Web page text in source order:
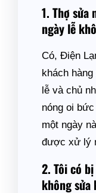
1. Thợ sửa
ngày lễ
Có, Điện
khách
lễ và chủ
nóng oi
một ngày
được xử lý
2. Tôi có
không sửa